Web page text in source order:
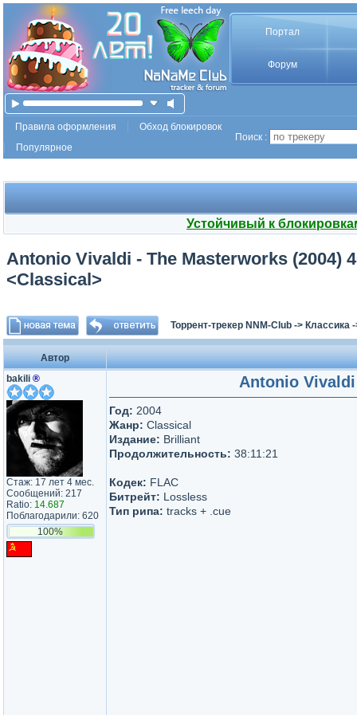
Портал
Форум
Правила оформления
Обход блокировок
Популярное
Поиск :
Устойчивый к
Antonio Vivaldi - The Masterworks (2004)
<Classical>
Торрент-трекер NNM-Club -> Классика
Автор
bakili ®
Стаж: 17 лет 4 мес.
Сообщений: 217
Ratio: 14.687
Поблагодарили: 620
100%
Antonio Vivaldi
Год: 2004
Жанр: Classical
Издание: Brilliant
Продолжительность: 38:11:21
Кодек: FLAC
Битрейт: Lossless
Тип рипа: tracks + .cue